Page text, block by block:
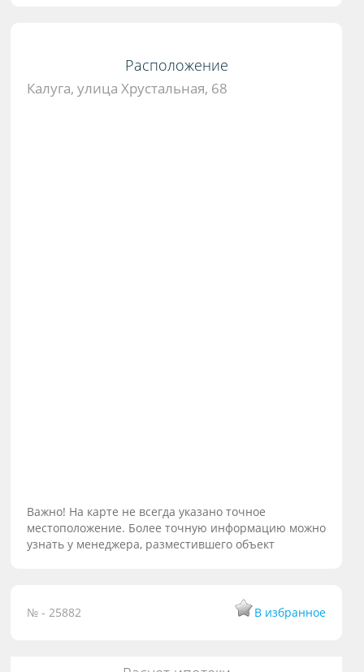
Расположение
Калуга, улица Хрустальная, 68
Важно! На карте не всегда указано точное
местоположение. Более точную информацию можно
узнать у менеджера, разместившего объект
№ - 25882 В избранное